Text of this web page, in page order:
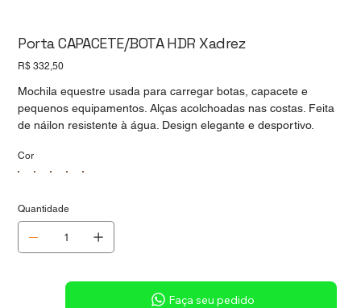
Porta CAPACETE/BOTA HDR Xadrez
Preço
R$ 332,50
Mochila equestre usada para carregar botas, capacete e
pequenos equipamentos. Alças acolchoadas nas costas. Feita
de náilon resistente à água. Design elegante e desportivo.
Cor
Quantidade
Sob consulta
Faça seu pedido